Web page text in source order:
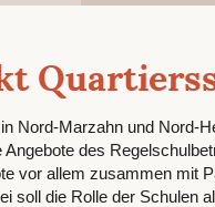
Nord-Marzahn und Nord-
des
vor allem zusammen mit
soll die Rolle der Schulen